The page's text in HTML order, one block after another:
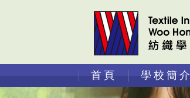
首頁 學校簡介